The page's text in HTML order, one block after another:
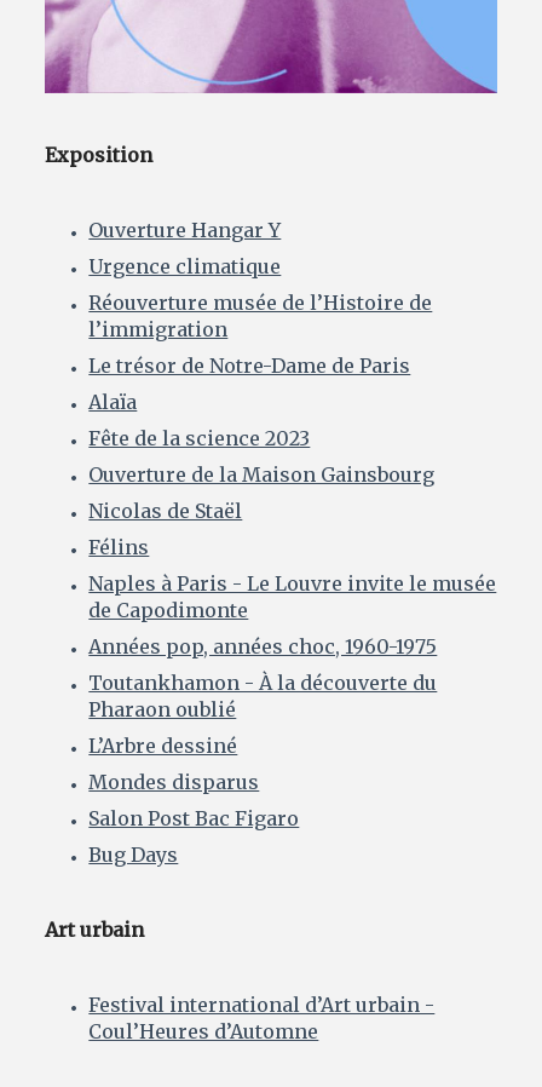
connexion
Exposition
Ouverture Hangar Y
Urgence climatique
Réouverture musée de l’Histoire de
l’immigration
Le trésor de Notre-Dame de Paris
Alaïa
Fête de la science 2023
Ouverture de la Maison Gainsbourg
Nicolas de Staël
Félins
Naples à Paris - Le Louvre invite le musée
de Capodimonte
Années pop, années choc, 1960-1975
Toutankhamon - À la découverte du
Pharaon oublié
L’Arbre dessiné
Mondes disparus
Salon Post Bac Figaro
Bug Days
Art urbain
Festival international d’Art urbain -
Coul’Heures d’Automne